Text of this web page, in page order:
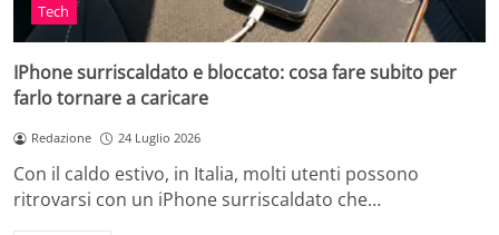
Tech
IPhone surriscaldato e bloccato: cosa fare subito per
farlo tornare a caricare
Redazione 24 Luglio 2026
Con il caldo estivo, in Italia, molti utenti possono
ritrovarsi con un iPhone surriscaldato che…